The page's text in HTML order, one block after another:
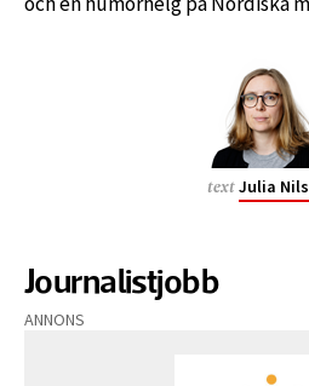
text Julia
Journalistjobb
ANNONS